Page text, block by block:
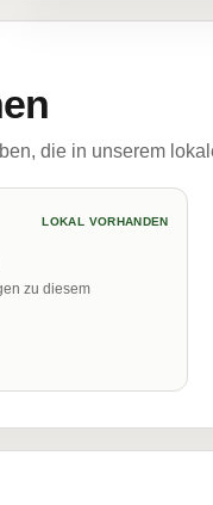
die in unserem
LOKAL VORHANDEN
zu diesem